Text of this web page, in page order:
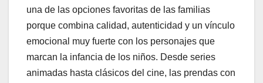
una de las opciones favoritas de las familias
porque combina calidad, autenticidad y un vínculo
emocional muy fuerte con los personajes que
marcan la infancia de los niños. Desde series
animadas hasta clásicos del cine, las prendas con